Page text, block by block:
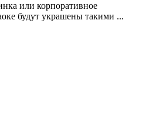
или корпоративное
будут украшены такими ...